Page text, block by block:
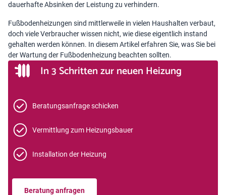
dauerhafte Absinken der Leistung zu verhindern.
Fußbodenheizungen sind mittlerweile in vielen Haushalten verbaut,
doch viele Verbraucher wissen nicht, wie diese eigentlich instand
gehalten werden können. In diesem Artikel erfahren Sie, was Sie bei
der Wartung der Fußbodenheizung beachten sollten.
In 3 Schritten zur neuen Heizung
Beratungsanfrage schicken
Vermittlung zum Heizungsbauer
Installation der Heizung
Beratung anfragen